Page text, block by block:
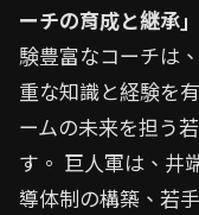
ーチの育成と継承」
験豊富なコーチは
重な知識と経験を
ームの未来を担う
す。 巨人軍は、井
導体制の構築、若